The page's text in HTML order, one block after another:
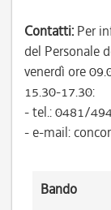
Contatti: Per
del Personale
venerdì ore
15.30-17.30:
- tel.: 0481/
- e-mail:
Bando